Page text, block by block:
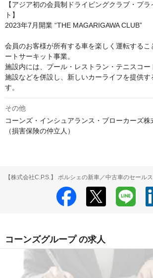
【アジア初の会員制ドライビングクラブ・プ
ト】
2023年7月開業 “THE MAGARIGAWA CLUB”
会員のお客様が所有する車を楽しく運転する
ートサーキット事業。
施設内には、プール・レストラン・テニスコー
施設などを併設し、新しいカーライフを提供す
す。
その他
コーンズ・インシュアランス・ブローカーズ株
【株式会社C.P.S.】 ポルシェの新車／中古車のセール
コーンズグループ の求人